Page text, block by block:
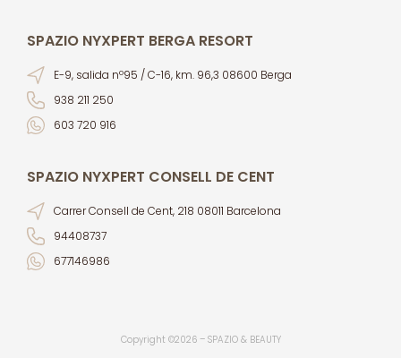
SPAZIO NYXPERT BERGA RESORT
E-9, salida nº95 / C-16, km. 96,3 08600 Berga
938 211 250
603 720 916
SPAZIO NYXPERT CONSELL DE CENT
Carrer Consell de Cent, 218 08011 Barcelona
94408737
677146986
Copyright ©2026 – SPAZIO & BEAUTY